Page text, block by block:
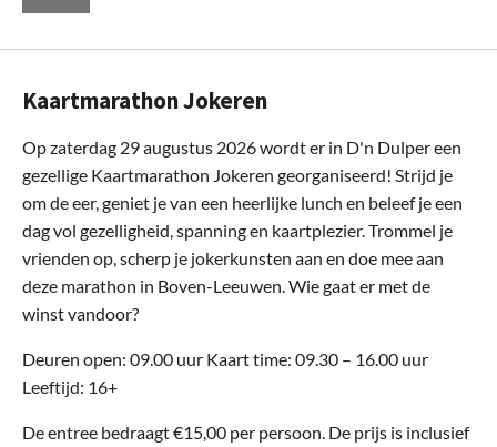
Kaartmarathon Jokeren
Op zaterdag 29 augustus 2026 wordt er in D'n Dulper een
gezellige Kaartmarathon Jokeren georganiseerd! Strijd je
om de eer, geniet je van een heerlijke lunch en beleef je een
dag vol gezelligheid, spanning en kaartplezier. Trommel je
vrienden op, scherp je jokerkunsten aan en doe mee aan
deze marathon in Boven-Leeuwen. Wie gaat er met de
winst vandoor?
Deuren open: 09.00 uur Kaart time: 09.30 – 16.00 uur
Leeftijd: 16+
De entree bedraagt €15,00 per persoon. De prijs is inclusief